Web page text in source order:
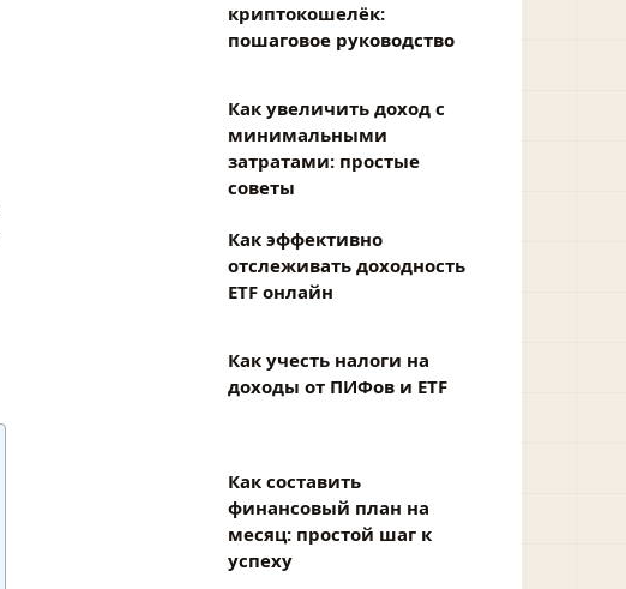
криптокошелёк:
пошаговое руководство
Как увеличить доход с
минимальными
затратами: простые
советы
Как эффективно
отслеживать доходность
ETF онлайн
Как учесть налоги на
доходы от ПИФов и ETF
Как составить
финансовый план на
месяц: простой шаг к
успеху